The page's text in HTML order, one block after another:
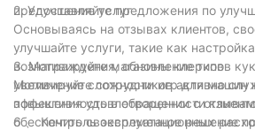
предоставляйте предложения по
2. Улучшение услуг
Основываясь на отзывах клиентов,
улучшайте услуги, такие как
вознаграждения, обновление типов
увеличение сложности игр для машин
повышения удовлетворенности
3. Мотивируйте магазины клерков
Мотивируйте сотрудников активно
эффективность в обращении с
обеспечить своевременное решение
6 、 Контроль эксплуатационных